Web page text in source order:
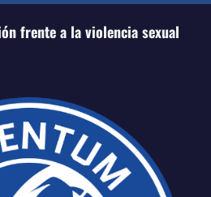
frente a la violencia sexual